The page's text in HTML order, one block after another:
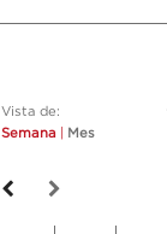
Vista de:
Semana
Mes